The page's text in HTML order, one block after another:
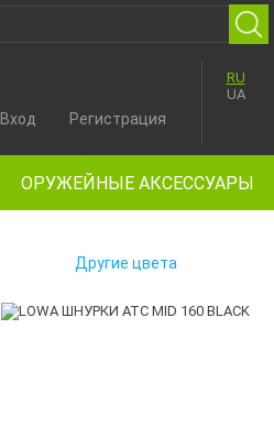
RU
UA
Вход Регистрация
ОРУЖЕЙНЫЕ АКСЕССУАРЫ
Другие цвета